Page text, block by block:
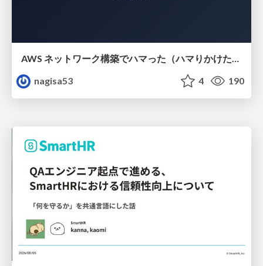
AWS ネットワーク構築でハマった（ハマりかけた） 5選とそこから得た教訓
nagisa53
4 190